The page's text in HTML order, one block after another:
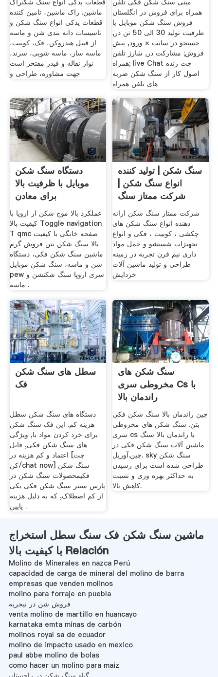
ماشین. راک ماشین، تامین کننده
قطعات یدکی انواع سنگ شکن و
تاسیسات دانه بندی شن و ماسه
از قبیل هیدروکن، فک، کوبیت،
ماسه ساز، ماسه شویی، سرند،
نوار نقاله و فیدر مفتخر است
جهت مشاوره، طراحی و
همراه برای فروش در انگلستان
فروش سنگ شکن موبایل با
ظرفیت تولید 30 الی 50 تن در,
جستجو در سایت × ورود, پيش
فروش; مشاركت در, شارژ تلفن
همراه; live Chat چت زنده
اصول کار از سنگ شکن ضربه
های تلفن همراه
دستگاه سنگ شکن
موبایل با ظرفیت بالا
برای معادن
عملکرد بالا موج شکن از اروپا با
کیفیت بالا Toggle navigation
T qmc صفحه خانگی با کیفیت
بالا سنگ شکن بتن فروش گرم
ماشین سنگ شکن فکی، دستگاه
شن و ماسه، سنگ شکن موبایل
pew سری اروپا سنگ شکنشن و
ماسه .
سنگ شکن | تولید کننده
انواع سنگ شکن |
شرکت ممتاز سنگ
شکن
شرکت ممتاز سنگ شکن ارائه
دهنده انواع سنگ شکن های
چکشی ، کوبیت ، فکی و انواع
تجهیزات شستشو و حمل مواد
داری نيم قرن تجربه در زمينه
طراحی و توليد ماشين آلات
خردايش
سطل های سنگ شکن
فک
دستگاه های سنگ شکن سطل
هزینه کم. این فک سنگ شکن
برای خرد کردن مواد با, ویژگی
های سنگ شکن فکی, قابل
اعتماد و کم هزینه در [چت
کن/chat now] سنگ شکن
فکیمحصولات سنگ شکن در
پارس سنتر سنگ شکن فکی یکی
از کم اصطلاک, که به دلیل هزینه
پایین .
سنگ شکن های
مخروطی سری Cs با
راندمان بالا
چین راندمان بالا سنگ شکن فکی
بتن. سنگ شکن های مخروطی
سری cs با راندمان بالا سنگ
ماشین آلات سنگ شکن فکی در
چین.آوريل. sky سنگ شکن
طراحی شده است برای رسیدن
به حداکثر بهره وری و نسبت
کاهش بالا.
ماشین سنگ شکن فک سنگ سطل استخراج
با کیفیت بالا Relación
Molino de Minerales en nazca Perú
capacidad de carga de mineral del molino de barra
empresas que venden molinos
molino para forraje en puebla
فروش شن در نیجریه
venta molino de martillo en huancayo
karnataka emta minas de carbón
molinos royal sa de ecuador
molino de impacto usado en mexico
paul abbe molino de bolas
como hacer un molino para maiz